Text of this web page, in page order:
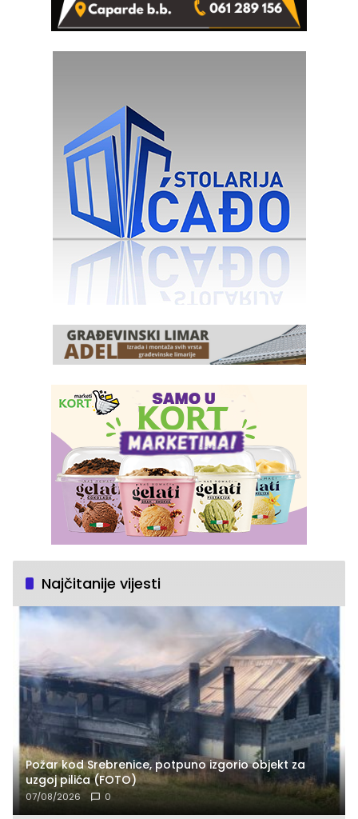
Najčitanije vijesti
Požar kod Srebrenice, potpuno izgorio objekt za
uzgoj pilića (FOTO)
07/08/2026 0